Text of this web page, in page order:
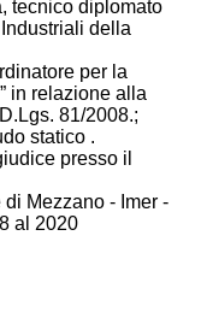
tecnico diplomato
della
per la
in relazione alla
81/2008.;
statico .
presso il
Mezzano - Imer -
al 2020